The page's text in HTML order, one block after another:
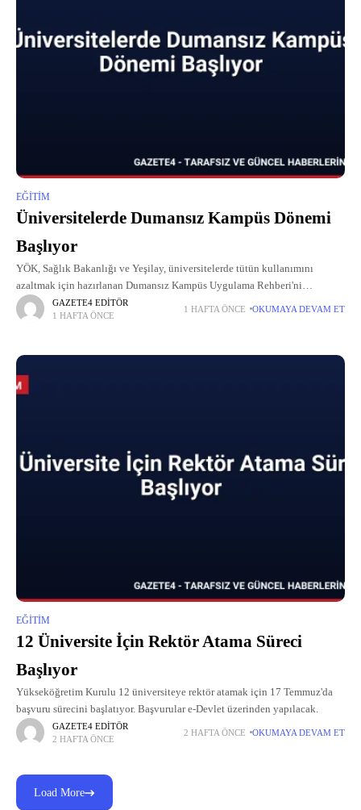
EĞITIM
Üniversitelerde Dumansız Kampüs Dönemi
Başlıyor
YÖK, Sağlık Bakanlığı ve Yeşilay, üniversitelerde tütün kullanımını
azaltmak için hazırlanan Dumansız Kampüs Uygulama Rehberi'ni
yayımladı.GAZETE4 EDITÖR
1 HAFTA ÖNCE
1 HAFTA ÖNCE OKUMAYA DEVAM ET
EĞITIM
12 Üniversite İçin Rektör Atama Süreci
Başlıyor
Yükseköğretim Kurulu 12 üniversiteye rektör atamak için 17 Temmuz'da
başvuru sürecini başlatıyor. Başvurular e-Devlet üzerinden yapılacak.
GAZETE4 EDITÖR
2 HAFTA ÖNCE
2 HAFTA ÖNCE OKUMAYA DEVAM ET
Load More